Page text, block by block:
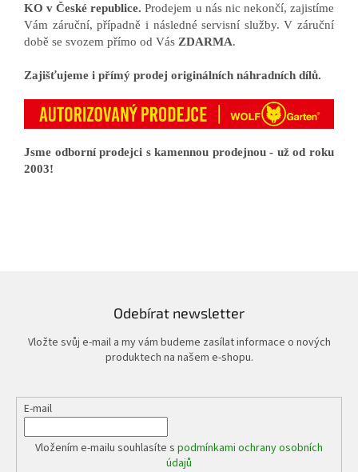
KO v České republice.Prodejem u nás nic nekončí, zajistíme
Vám záruční, případně i následné servisní služby. V záruční
době se svozem přímo od Vás ZDARMA.
Zajišťujeme i přímý prodej originálních náhradních dílů.
Jsme odborní prodejci s kamennou prodejnou - už od roku
2003!
Odebírat newsletter
Vložte svůj e-mail a my vám budeme zasílat informace o nových
produktech na našem e-shopu.
E-mail
Vložením e-mailu souhlasíte s podmínkami ochrany osobních
údajů